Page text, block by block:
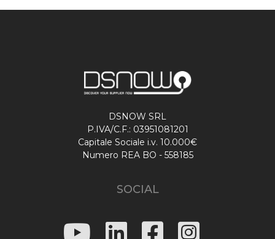
DSNOW SRL
P.IVA/C.F.: 03951081201
Capitale Sociale i.v. 10.000€
Numero REA BO - 558185
SOCIAL